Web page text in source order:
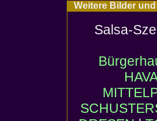
Weitere Bilder
Salsa-